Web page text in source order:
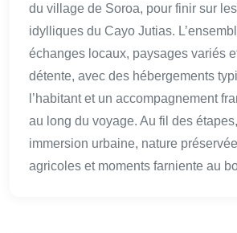
du village de Soroa, pour finir sur
idylliques du Cayo Jutias.
échanges locaux, paysages variés
détente, avec des hébergements
l’habitant et un accompagnement
au long du voyage. Au fil des
immersion urbaine, nature
agricoles et moments farniente au